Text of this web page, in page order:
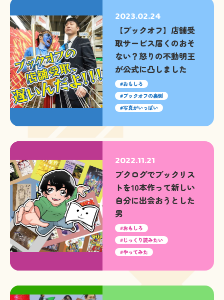
2023.02.24
【ブックオフ】店舗受
取サービス届くのおそ
ない？怒りの不動明王
が公式に凸しました
おもしろ
ブックオフの裏側
写真がいっぱい
2022.11.21
ブクログでブックリス
トを10本作って新しい
自分に出会おうとした
男
おもしろ
じっくり読みたい
やってみた